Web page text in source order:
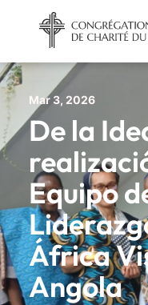
Mar 3, 2026
De la
Equipo
África
Angola